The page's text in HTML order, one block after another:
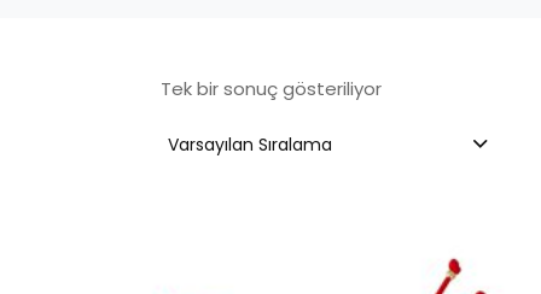
Tek bir sonuç gösteriliyor
Varsayılan Sıralama